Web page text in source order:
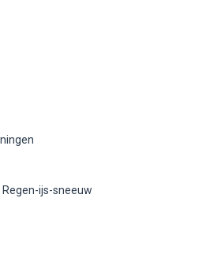
Regen-ijs-sneeuw